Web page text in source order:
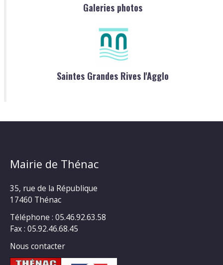
Galeries photos
Saintes Grandes Rives l'Agglo
Mairie de Thénac
35, rue de la République
17460 Thénac
Téléphone : 05.46.92.63.58
Fax : 05.92.46.68.45
Nous contacter